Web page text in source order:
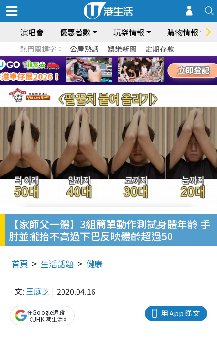
演唱會 優惠著數 玩樂情報 購物情報
熱門關鍵字： 公屋熱話 娛樂新聞 定期存款
【家師父一體】3組簡單動作測試身體年齡 手
肘並攏抬不高過下巴反映體齡超過50
首頁 生活話題 健康
文: 王庭芝 2020.04.16
用 App 睇文
在Google追蹤
《UHK 港生活》